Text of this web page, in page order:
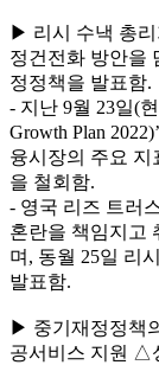
▶ 리시 수낵 총리
정건전화 방안을
정정책을 발표함.
- 지난 9월 23일(
Growth Plan
융시장의 주요 지
을 철회함.
- 영국 리즈 트러
혼란을 책임지고
며, 동월 25일 리
발표함.
▶ 중기재정정책
공서비스 지원 △